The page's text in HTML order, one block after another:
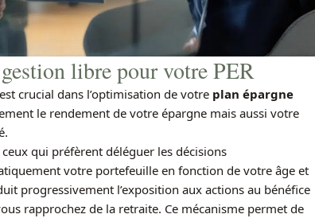
libre pour votre PER
crucial dans l’optimisation de votre plan épargne
le rendement de votre épargne mais aussi votre
qui préfèrent déléguer les décisions
votre portefeuille en fonction de votre âge et
progressivement l’exposition aux actions au bénéfice
rapprochez de la retraite. Ce mécanisme permet de